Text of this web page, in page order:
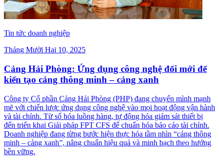
Tin tức doanh nghiệp
Tháng Mười Hai 10, 2025
Cảng Hải Phòng: Ứng dụng công nghệ đổi mới để
kiến tạo cảng thông minh – cảng xanh
Công ty Cổ phần Cảng Hải Phòng (PHP) đang chuyển mình mạnh
mẽ với chiến lược ứng dụng công nghệ vào mọi hoạt động vận hành
và tài chính. Từ số hóa luồng hàng, tự động hóa giám sát thiết bị
đến triển khai Giải pháp FPT CFS để chuẩn hóa báo cáo tài chính.
Doanh nghiệp đang từng bước hiện thực hóa tầm nhìn “cảng thông
minh – cảng xanh”, nâng chuẩn hiệu quả và minh bạch theo hướng
bền vững.